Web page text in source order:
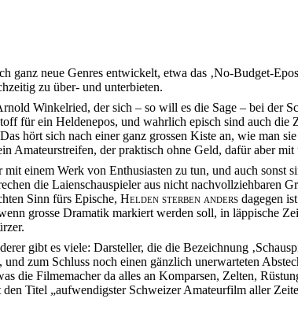
neue Genres entwickelt, etwa das ‚No-Budget-
zu über- und unterbieten.
Winkelried, der sich – so will es die Sage – bei der
für ein Heldenepos, und wahrlich episch sind auch die
hört sich nach einer ganz grossen Kiste an, wie man
Amateurstreifen, der praktisch ohne Geld, dafür aber
mit einem Werk von Enthusiasten zu tun, und auch
die Laienschauspieler aus nicht nachvollziehbaren
Sinn fürs Epische, Helden sterben anders dagegen
grosse Dramatik markiert werden soll, in läppische
gibt es viele: Darsteller, die die Bezeichnung
zum Schluss noch einen gänzlich unerwarteten
die Filmemacher da alles an Komparsen, Zelten,
Titel „aufwendigster Schweizer Amateurfilm aller